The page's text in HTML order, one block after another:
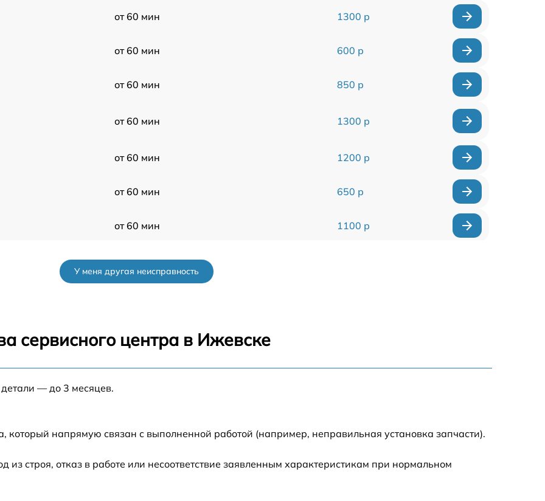
от 60 мин 1300 р
от 60 мин 600 р
от 60 мин 850 р
от 60 мин 1300 р
от 60 мин 1200 р
от 60 мин 650 р
от 60 мин 1100 р
от 60 мин
от 60 мин 450 р
от 60 мин 590 р
У меня другая неисправность
сервисного центра в Ижевске
— до 3 месяцев.
который напрямую связан с выполненной работой (например, неправильная установка запчасти).
строя, отказ в работе или несоответствие заявленным характеристикам при нормальном